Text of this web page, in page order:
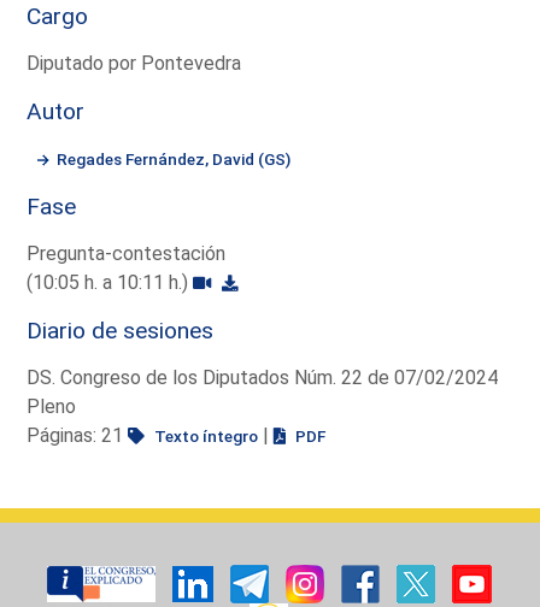
Cargo
Diputado por Pontevedra
Autor
Regades Fernández, David (GS)
Fase
Pregunta-contestación
(10:05 h. a 10:11 h.)
Diario de sesiones
DS. Congreso de los Diputados Núm. 22 de 07/02/2024
Pleno
Páginas: 21
Texto íntegro | PDF